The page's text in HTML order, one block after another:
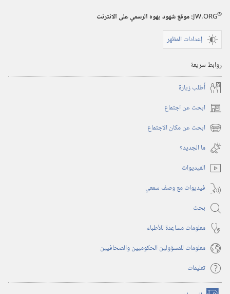
JW.ORG®
:‏ موقع شهود يهوه الرسمي على الانترنت
إعدادات المظهر
روابط سريعة
أُطلب زيارة
ابحث عن اجتماع (يفتح
نافذة ابحث عن مكان الاجتماع (يفتح
نافذة
جديدة)
ما الجديد؟‏
الفيديوات
فيديوات مع وصف سمعي
بحث
معلومات مساعِدة للأطباء
معلومات للمسؤولين الحكوميين والصحافيين
تعليمات